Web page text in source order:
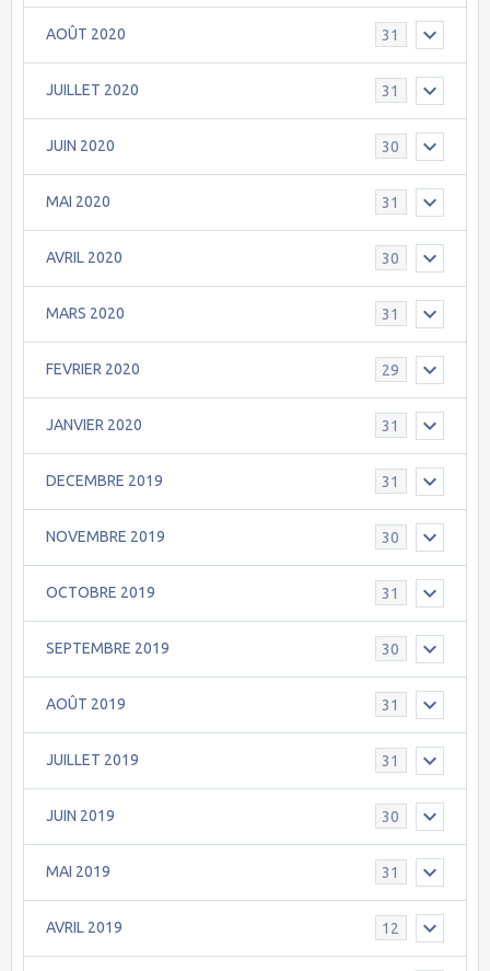
AOÛT 2020 31
JUILLET 2020 31
JUIN 2020 30
MAI 2020 31
AVRIL 2020 30
MARS 2020 31
FEVRIER 2020 29
JANVIER 2020 31
DECEMBRE 2019 31
NOVEMBRE 2019 30
OCTOBRE 2019 31
SEPTEMBRE 2019 30
AOÛT 2019 31
JUILLET 2019 31
JUIN 2019 30
MAI 2019 31
AVRIL 2019 12